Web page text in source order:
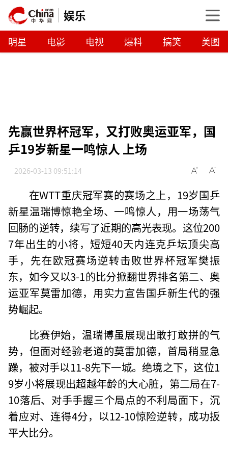
娱乐
明星 电影 电视 爆料 搞笑 美图
先赢世界杯冠军，又打败奥运亚军，国
乒19岁新星一鸣惊人 上场
2026-03-13 09:51:14
在WTT重庆冠军赛的赛场之上，19岁国乒
新星温瑞博惊艳全场、一鸣惊人，用一场荡气
回肠的逆转，续写了近期的高光表现。这位200
7年出生的小将，短短40天内连克乒坛顶尖高
手，先在欧冠赛场逆转击败世界杯冠军樊振
东，如今又以3-1的比分掀翻世界排名第二、奥
运亚军莫雷加德，用实力宣告国乒新生代的强
势崛起。
比赛伊始，温瑞博虽展现出敢打敢拼的气
势，但面对经验老道的莫雷加德，首局稍显急
躁，被对手以11-8先下一城。绝境之下，这位1
9岁小将展现出超越年龄的大心脏，第二局在7-
10落后、对手手握三个局点的不利局面下，沉
着应对、连得4分，以12-10惊险逆转，成功扳
平大比分。